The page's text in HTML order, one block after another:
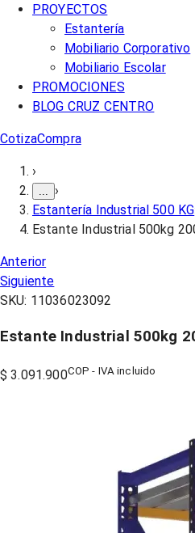
PROYECTOS
Estantería
Mobiliario Corporativo
Mobiliario Escolar
PROMOCIONES
BLOG CRUZ CENTRO
CotizaCompra
›
›
Estantería Industrial 500 KG
Estante Industrial 500kg
Anterior
Siguiente
SKU: 11036023092
Estante Industrial 500kg
$ 3.091.900COP - IVA incluido